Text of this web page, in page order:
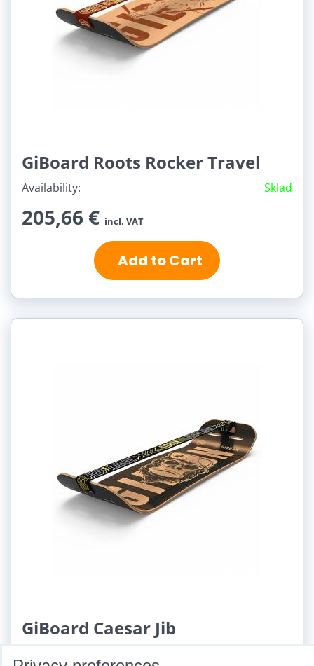
GiBoard Roots Rocker Travel
Availability: Sklad
205,66 € incl. VAT
Add to Cart
GiBoard Caesar Jib